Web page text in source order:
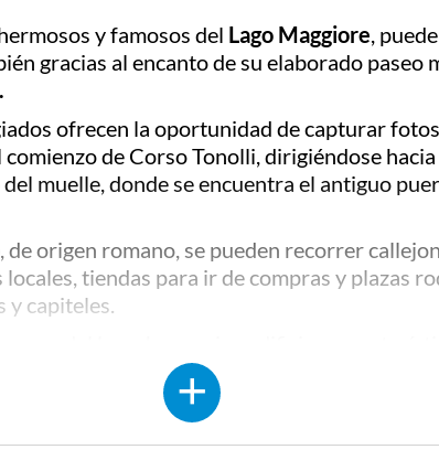
y famosos del Lago Maggiore,
gracias al encanto de su elaborado paseo
ofrecen la oportunidad de capturar
de Corso Tonolli, dirigiéndose
del muelle, donde se encuentra el antiguo
, de origen romano, se pueden recorrer
tiendas para ir de compras y plazas
y capiteles.
está formado por 32 pilares de granito rosa
y construida por Bernardino Branca,